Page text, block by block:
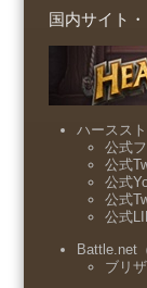
国内サイト
ハースス
公式
公式
公式
公式
公式
Battle.net
ブリ